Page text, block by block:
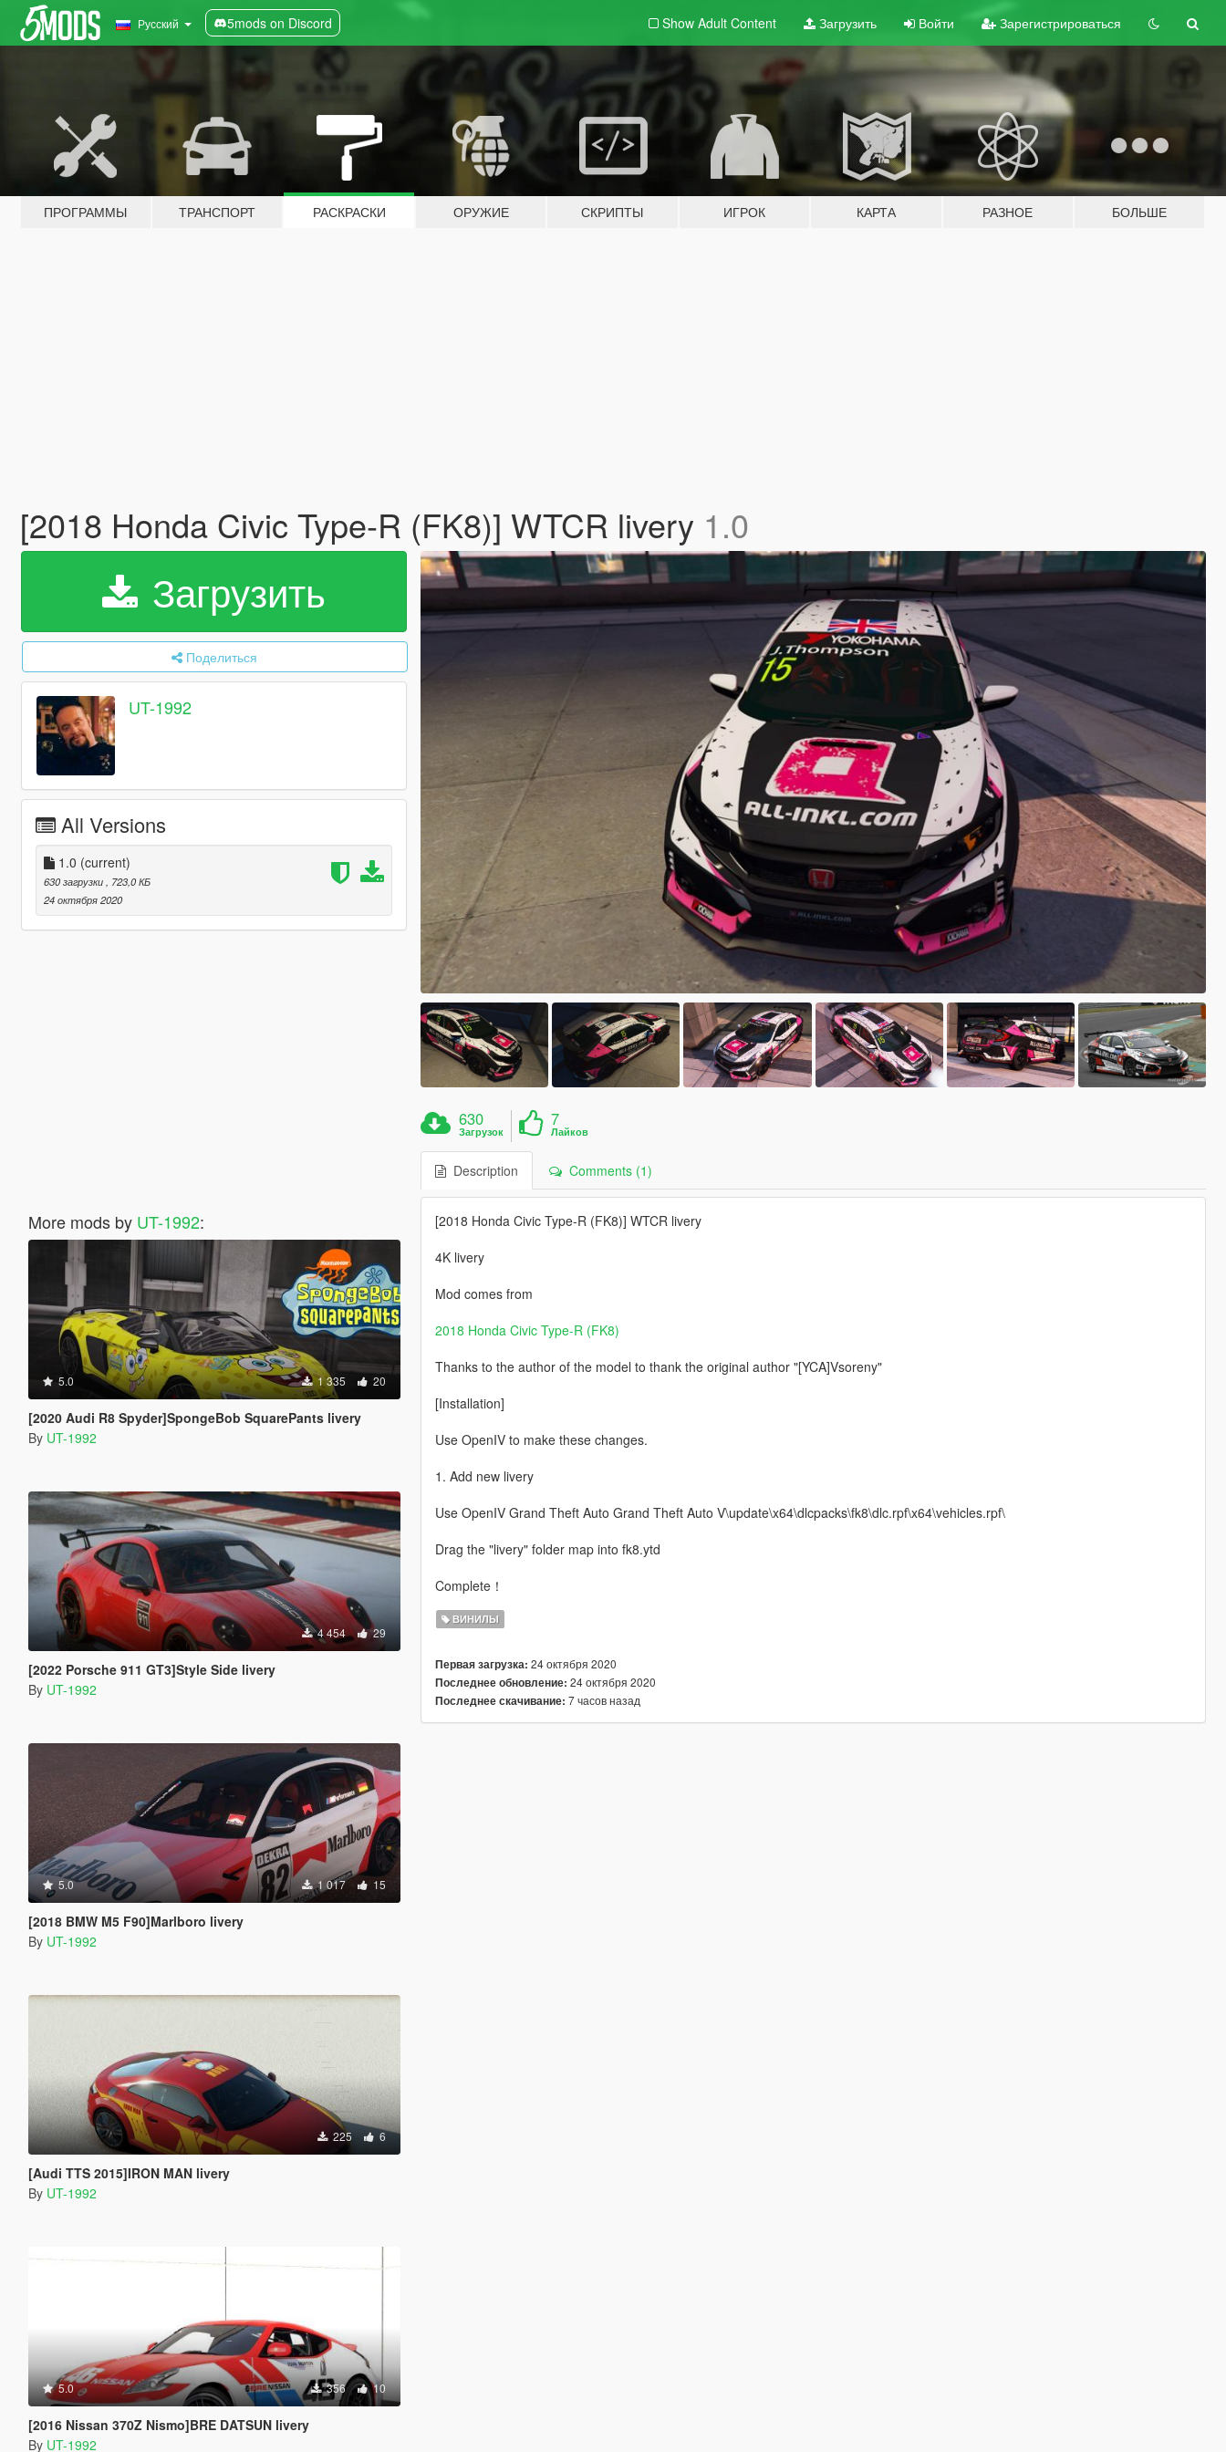
Русский 5mods on Discord Show Adult Content Загрузить Войти Зарегистрироваться
ПРОГРАММЫ ТРАНСПОРТ РАСКРАСКИ ОРУЖИЕ СКРИПТЫ ИГРОК КАРТА РАЗНОЕ БОЛЬШЕ
[2018 Honda Civic Type-R (FK8)] WTCR livery 1.0
Загрузить
Поделиться
UT-1992
All Versions
1.0 (current)
630 загрузки
, 723,0 КБ
24 октября 2020
More mods by UT-1992:
5.0 1 335 20
[2020 Audi R8 Spyder]SpongeBob SquarePants livery
By UT-1992
4 454 29
[2022 Porsche 911 GT3]Style Side livery
By UT-1992
5.0 1 017 15
[2018 BMW M5 F90]Marlboro livery
By UT-1992
225 6
[Audi TTS 2015]IRON MAN livery
By UT-1992
5.0 356 10
[2016 Nissan 370Z Nismo]BRE DATSUN livery
By UT-1992
630
Загрузок
7
Лайков
Description Comments (1)
[2018 Honda Civic Type-R (FK8)] WTCR livery
4K livery
Mod comes from
2018 Honda Civic Type-R (FK8)
Thanks to the author of the model to thank the original author "[YCA]Vsoreny"
[Installation]
Use OpenIV to make these changes.
1. Add new livery
Use OpenIV Grand Theft Auto Grand Theft Auto V\update\x64\dlcpacks\fk8\dlc.rpf\x64\vehicles.rpf\
Drag the "livery" folder map into fk8.ytd
Complete！
ВИНИЛЫ
Первая загрузка: 24 октября 2020
Последнее обновление: 24 октября 2020
Последнее скачивание: 7 часов назад